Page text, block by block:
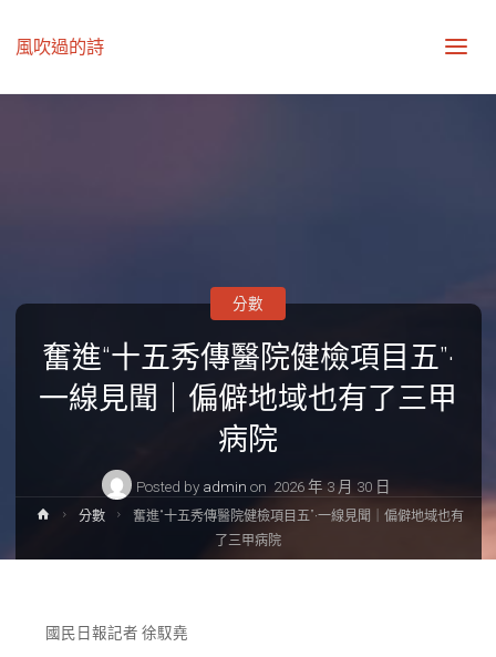
風吹過的詩
奮進“十五秀傳醫院健檢項目五”·
一線見聞｜偏僻地域也有了三甲
病院
Posted by admin on 2026 年 3 月 30 日
分數
Home分數
奮進“十五秀傳醫院健檢項目五”·一線見聞｜偏僻地域也有
了三甲病院
國民日報記者 徐馭堯